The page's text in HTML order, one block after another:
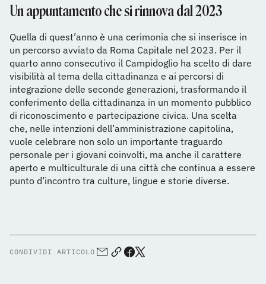
Un appuntamento che si rinnova dal 2023
Quella di quest’anno è una cerimonia che si inserisce in
un percorso avviato da Roma Capitale nel 2023. Per il
quarto anno consecutivo il Campidoglio ha scelto di dare
visibilità al tema della cittadinanza e ai percorsi di
integrazione delle seconde generazioni, trasformando il
conferimento della cittadinanza in un momento pubblico
di riconoscimento e partecipazione civica. Una scelta
che, nelle intenzioni dell’amministrazione capitolina,
vuole celebrare non solo un importante traguardo
personale per i giovani coinvolti, ma anche il carattere
aperto e multiculturale di una città che continua a essere
punto d’incontro tra culture, lingue e storie diverse.
CONDIVIDI ARTICOLO